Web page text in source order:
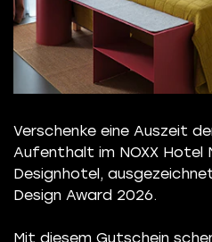
Verschenke eine Auszeit
Aufenthalt im NOXX Hotel
Designhotel,
Design Award 2026.
Mit diesem Gutschein